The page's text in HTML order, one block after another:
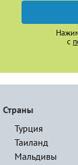
с
Страны
Турция
Таиланд
Мальдивы